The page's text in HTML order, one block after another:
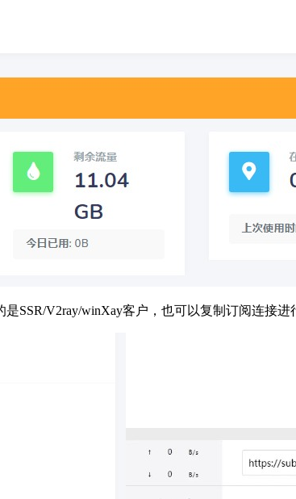
是SSR/V2ray/winXay客户，也可以复制订阅连接